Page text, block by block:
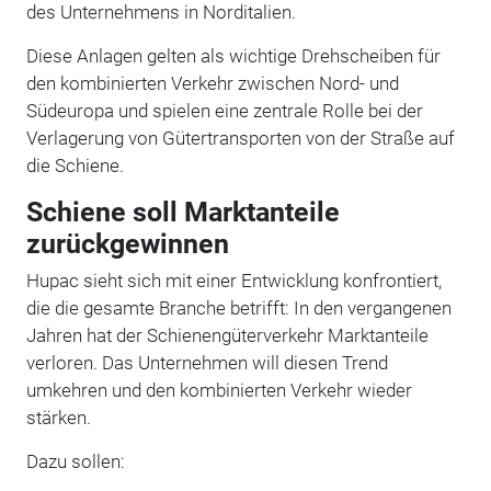
des Unternehmens in Norditalien.
Diese Anlagen gelten als wichtige Drehscheiben für
den kombinierten Verkehr zwischen Nord- und
Südeuropa und spielen eine zentrale Rolle bei der
Verlagerung von Gütertransporten von der Straße auf
die Schiene.
Schiene soll Marktanteile
zurückgewinnen
Hupac sieht sich mit einer Entwicklung konfrontiert,
die die gesamte Branche betrifft: In den vergangenen
Jahren hat der Schienengüterverkehr Marktanteile
verloren. Das Unternehmen will diesen Trend
umkehren und den kombinierten Verkehr wieder
stärken.
Dazu sollen: